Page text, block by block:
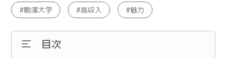
駒澤大学 高収入 魅力
目次